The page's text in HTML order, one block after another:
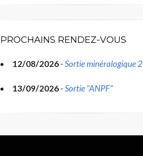
PROCHAINS RENDEZ-VOUS
12/08/2026-Sortie minéralogique 2
13/09/2026-Sortie "ANPF"